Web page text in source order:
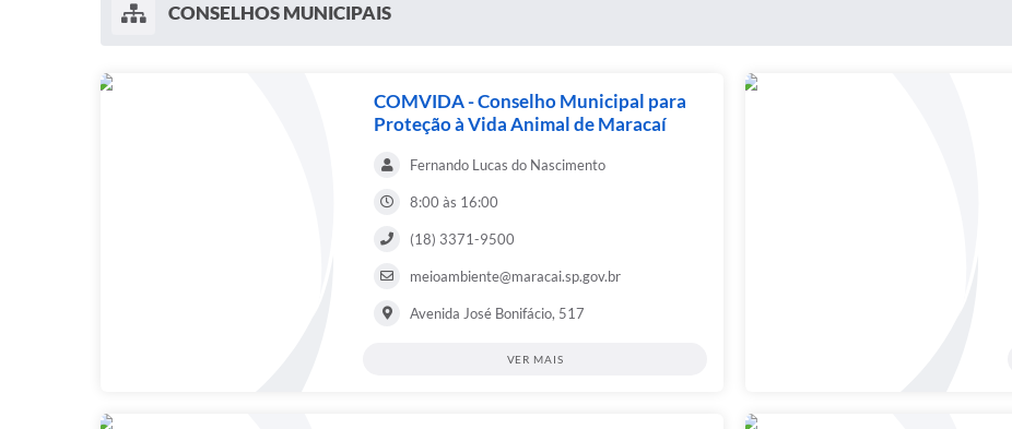
CONSELHOS MUNICIPAIS
COMVIDA - Conselho Municipal para
Proteção à Vida Animal de Maracaí
Fernando Lucas do Nascimento
8:00 às 16:00
(18) 3371-9500
meioambiente@maracai.sp.gov.br
Avenida José Bonifácio, 517
VER MAIS